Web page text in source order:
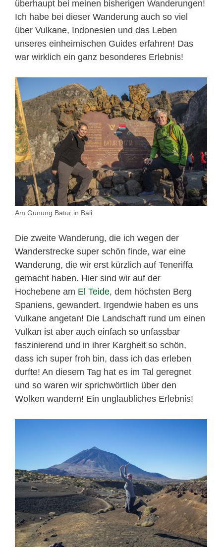
überhaupt bei meinen bisherigen Wanderungen!
Ich habe bei dieser Wanderung auch so viel
über Vulkane, Indonesien und das Leben
unseres einheimischen Guides erfahren! Das
war wirklich ein ganz besonderes Erlebnis!
Am Gunung Batur in Bali
Die zweite Wanderung, die ich wegen der
Wanderstrecke super schön finde, war eine
Wanderung, die wir erst kürzlich auf Teneriffa
gemacht haben. Hier sind wir auf der
Hochebene am El Teide, dem höchsten Berg
Spaniens, gewandert. Irgendwie haben es uns
Vulkane angetan! Die Landschaft rund um einen
Vulkan ist aber auch einfach so unfassbar
faszinierend und in ihrer Kargheit so schön,
dass ich super froh bin, dass ich das erleben
durfte! An diesem Tag hat es im Tal geregnet
und so waren wir sprichwörtlich über den
Wolken wandern! Ein unglaubliches Erlebnis!